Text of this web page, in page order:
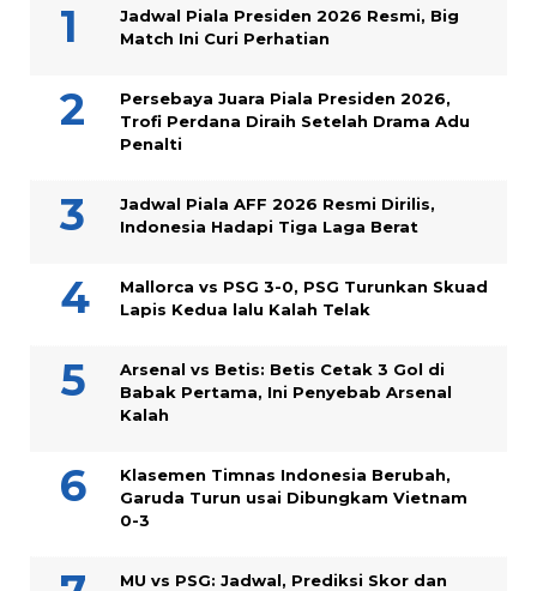
Jadwal Piala Presiden 2026 Resmi, Big
Match Ini Curi Perhatian
Persebaya Juara Piala Presiden 2026,
Trofi Perdana Diraih Setelah Drama Adu
Penalti
Jadwal Piala AFF 2026 Resmi Dirilis,
Indonesia Hadapi Tiga Laga Berat
Mallorca vs PSG 3-0, PSG Turunkan Skuad
Lapis Kedua lalu Kalah Telak
Arsenal vs Betis: Betis Cetak 3 Gol di
Babak Pertama, Ini Penyebab Arsenal
Kalah
Klasemen Timnas Indonesia Berubah,
Garuda Turun usai Dibungkam Vietnam
0-3
MU vs PSG: Jadwal, Prediksi Skor dan